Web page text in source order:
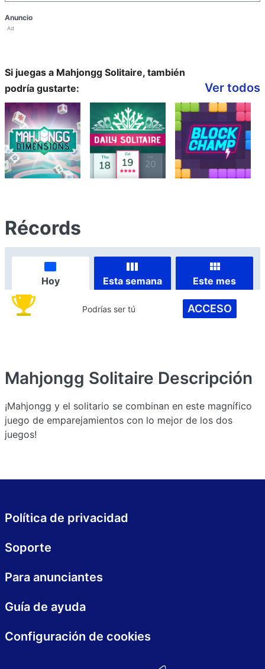
Anuncio
Ad
Si juegas a Mahjongg Solitaire, también
podría gustarte:
Ver todos
Récords
Hoy Esta semana Este mes
Podrías ser tú ACCESO
Mahjongg Solitaire Descripción
¡Mahjongg y el solitario se combinan en este magnífico
juego de emparejamientos con lo mejor de los dos
juegos!
Política de privacidad
Soporte
Para anunciantes
Guía de ayuda
Configuración de cookies